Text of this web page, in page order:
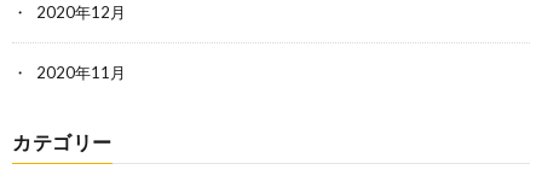
2020年12月
2020年11月
カテゴリー